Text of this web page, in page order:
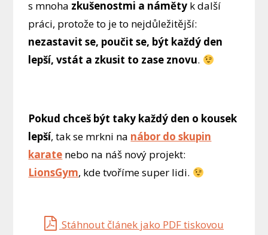
s mnoha zkušenostmi a náměty k další
práci, protože to je to nejdůležitější:
nezastavit se, poučit se, být každý den
lepší, vstát a zkusit to zase znovu.
Pokud chceš být taky každý den o kousek
lepší, tak se mrkni na nábor do skupin
karate nebo na náš nový projekt:
LionsGym, kde tvoříme super lidi.
Stáhnout článek jako PDF tiskovou